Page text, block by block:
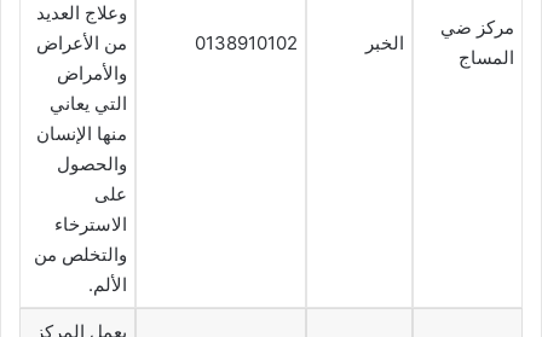
مركز ضي
المساج
الخبر 0138910102
وعلاج العديد
من الأعراض
والأمراض
التي يعاني
منها الإنسان
والحصول
على
الاسترخاء
والتخلص من
الألم.
يعمل المركز